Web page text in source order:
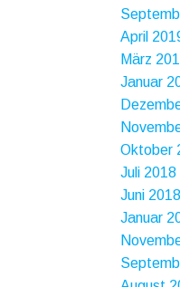
April
März
Januar
Oktober
Juli 2018
Juni 2018
Januar